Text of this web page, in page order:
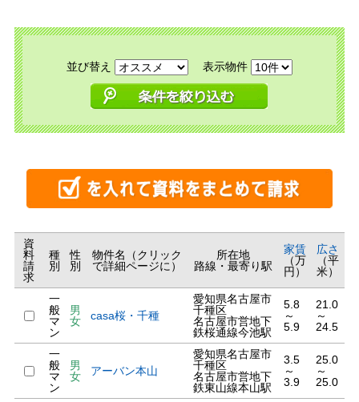
並び替え 表示物件
資
料
請
求
種
別
性
別
物件名（クリック
で詳細ページに）
所在地
路線・最寄り駅
家賃
（万
円）
広さ
（平
米）
一
般
マ
ン
男
女
casa桜・千種
愛知県名古屋市
千種区
名古屋市営地下
鉄桜通線今池駅
5.8
～
5.9
21.0
～
24.5
一
般
マ
ン
男
女
アーバン本山
愛知県名古屋市
千種区
名古屋市営地下
鉄東山線本山駅
3.5
～
3.9
25.0
～
25.0